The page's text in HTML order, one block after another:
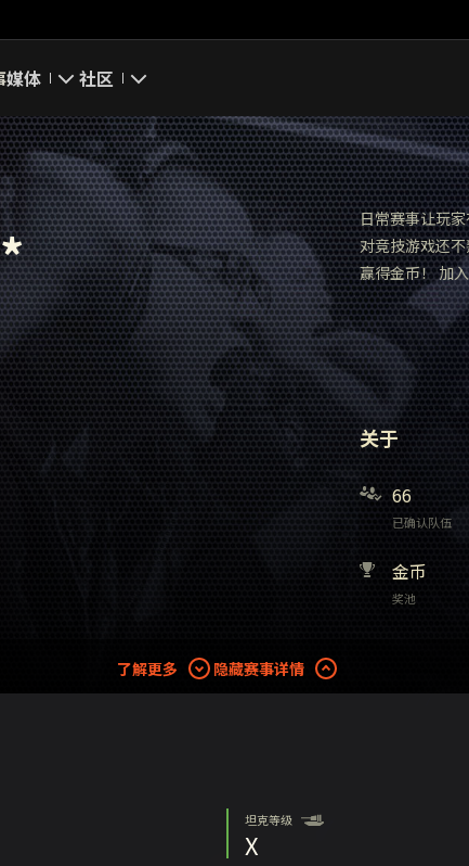
媒体
游戏截图
游戏壁纸
游戏音乐
你好，吾久
万圣节
《以战止战》
社区
我的资料
搜索玩家
官方自媒体
日常赛事让玩
对竞技游戏还
赢得金币！ 加
关于
66
已确认队伍
金币
奖池
了解更多 隐藏赛事详情
坦克等级
X